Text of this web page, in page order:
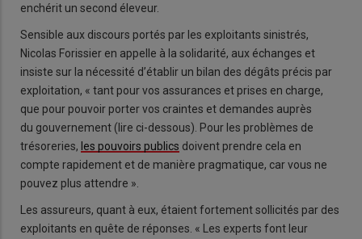
enchérit un second éleveur.
Sensible aux discours portés par les exploitants sinistrés,
Nicolas Forissier en appelle à la solidarité, aux échanges et
insiste sur la nécessité d’établir un bilan des dégâts précis par
exploitation, « tant pour vos assurances et prises en charge,
que pour pouvoir porter vos craintes et demandes auprès
du gouvernement (lire ci-dessous). Pour les problèmes de
trésoreries, les pouvoirs publics doivent prendre cela en
compte rapidement et de manière pragmatique, car vous ne
pouvez plus attendre ».
Les assureurs, quant à eux, étaient fortement sollicités par des
exploitants en quête de réponses. « Les experts font leur